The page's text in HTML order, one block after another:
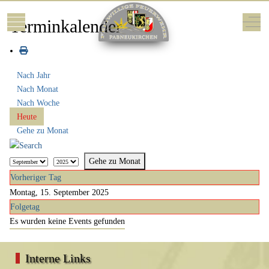
Mobile Menu Toggle Off-
Terminkalender
Nach Jahr
Nach Monat
Nach Woche
Heute
Gehe zu Monat
Gehe zu Monat
Vorheriger Tag
Montag, 15. September 2025
Folgetag
Es wurden keine Events gefunden
Interne Links